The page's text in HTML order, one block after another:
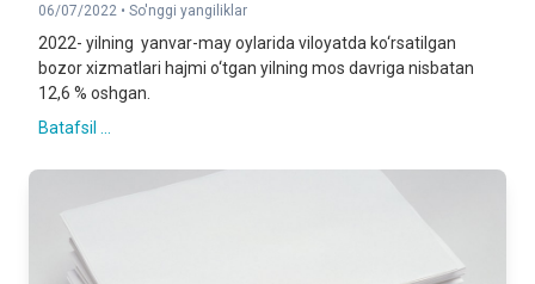
06/07/2022 • So'nggi yangiliklar
2022- yilning yanvar-may oylarida viloyatda ko‘rsatilgan
bozor xizmatlari hajmi o‘tgan yilning mos davriga nisbatan
12,6 % oshgan.
Batafsil ...